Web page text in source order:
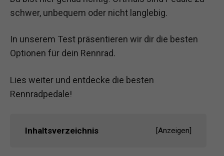
schwer, unbequem oder nicht langlebig.
In unserem Test präsentieren wir dir die besten
Optionen für dein Rennrad.
Lies weiter und entdecke die besten
Rennradpedale!
Inhaltsverzeichnis [Anzeigen]